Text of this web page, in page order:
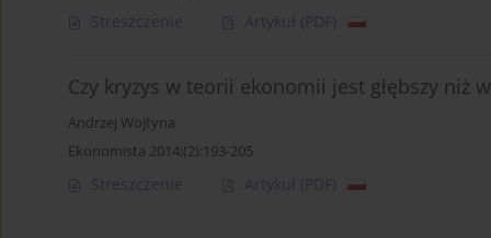
Streszczenie Artykuł (PDF)
Czy kryzys w teorii ekonomii jest głębszy niż
Andrzej Wojtyna
Ekonomista 2014;(2):193-205
Streszczenie Artykuł (PDF)